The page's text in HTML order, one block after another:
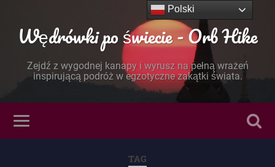
Wędrówki po świecie - Orb Hike
Zejdź z wygodnej kanapy i wyrusz na pełną wrażeń
inspirującą podróż w egzotyczne zakątki świata.
TAG
Polski